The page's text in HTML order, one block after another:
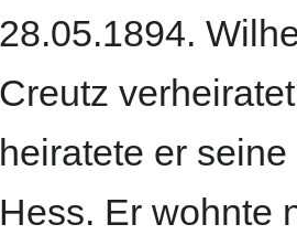
28.05.1894.
Creutz
heiratete er
Hess. Er wohnte